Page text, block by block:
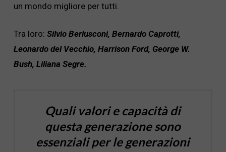
un mondo migliore per tutti.
Tra loro: Silvio Berlusconi, Bernardo Caprotti,
Leonardo del Vecchio, Harrison Ford, George W.
Bush, Liliana Segre.
Quali valori e capacità di
questa generazione sono
essenziali per le generazioni